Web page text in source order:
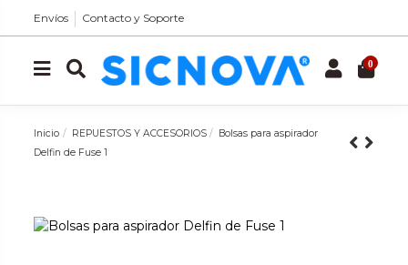
Envíos Contacto y Soporte
0
Inicio REPUESTOS Y ACCESORIOS
Bolsas para aspirador
Delfin de Fuse 1